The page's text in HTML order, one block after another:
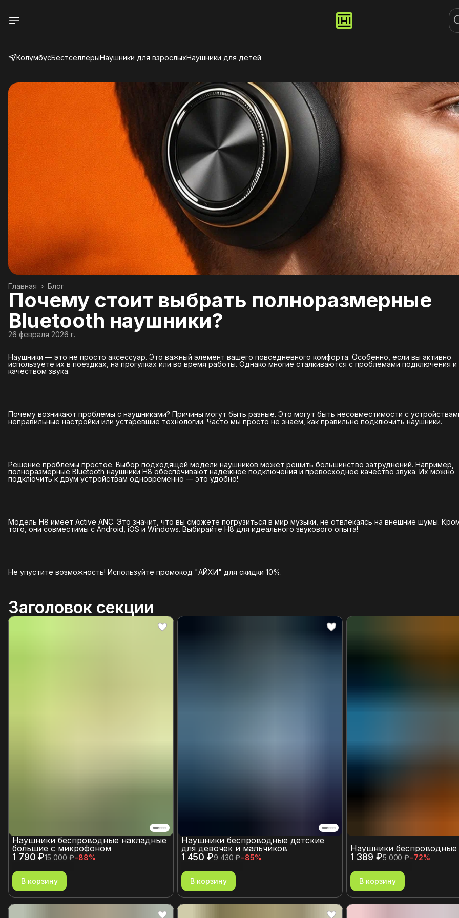
КолумбусБестселлерыНаушники для взрослыхНаушники для детей
Блог
Главная ›
Почему стоит выбрать полноразмерные
Bluetooth наушники?
26 февраля 2026 г.
Наушники — это не просто аксессуар. Это важный элемент вашего повседневного комфорта. Особенно, если вы активно
используете их в поездках, на прогулках или во время работы. Однако многие сталкиваются с проблемами подключения и
качеством звука.
Почему возникают проблемы с наушниками? Причины могут быть разные. Это могут быть несовместимости с
неправильные настройки или устаревшие технологии. Часто мы просто не знаем, как правильно подключить наушники.
Решение проблемы простое. Выбор подходящей модели наушников может решить большинство затруднений. Например,
полноразмерные Bluetooth наушники H8 обеспечивают надежное подключения и превосходное качество звука. Их можно
подключить к двум устройствам одновременно — это удобно!
Модель H8 имеет Active ANC. Это значит, что вы сможете погрузиться в мир музыки, не отвлекаясь на внешние шумы.
того, они совместимы с Android, iOS и Windows. Выбирайте H8 для идеального звукового опыта!
Не упустите возможность! Используйте промокод "АЙХИ" для скидки 10%.
Заголовок секции
1 790 ₽15 000 ₽−88%
Наушники беспроводные накладные
большие с микрофоном
В корзину
1 450 ₽9 430 ₽−85%
Наушники беспроводные детские
для девочек и мальчиков
В корзину
1 389 ₽5 000 ₽−72%
Наушники беспроводные
В корзину